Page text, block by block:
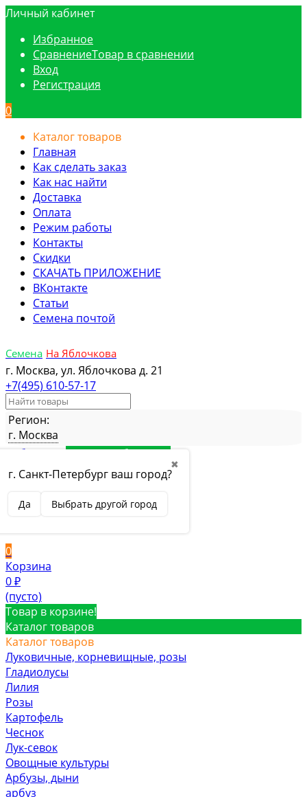
Личный кабинет
Избранное
СравнениеТовар в сравнении
Вход
Регистрация
0
Каталог товаров
Главная
Как сделать заказ
Как нас найти
Доставка
Оплата
Режим работы
Контакты
Скидки
СКАЧАТЬ ПРИЛОЖЕНИЕ
ВКонтакте
Статьи
Семена почтой
Семена На Яблочкова
г. Москва, ул. Яблочкова д. 21
+7(495) 610-57-17
Регион:
г. Москва
✖
г. Санкт-Петербург ваш город?
Да Выбрать другой город
Избранное Товар в избранном
СравнениеТовар в сравнении
Вход
Вход
0
Корзина
0 ₽
(пусто)
Товар в корзине!
Каталог товаров
Каталог товаров
Луковичные, корневищные, розы
Гладиолусы
Лилия
Розы
Картофель
Чеснок
Лук-севок
Овощные культуры
Арбузы, дыни
арбуз